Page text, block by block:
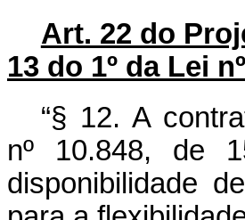
Art. 22 do
13 do 1º da Lei
“§ 12. A
nº 10.848, de
disponibilidade